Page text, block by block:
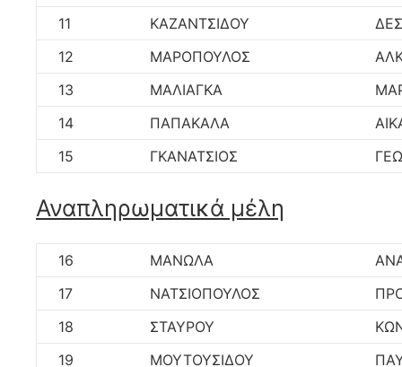
11
ΚΑΖΑΝΤΣΙΔΟΥ
12
ΜΑΡΟΠΟΥΛΟΣ
13
ΜΑΛΙΑΓΚΑ
14
ΠΑΠΑΚΑΛΑ
15
ΓΚΑΝΑΤΣΙΟΣ
Αναπληρωματικά μέλη
16 ΜΑΝΩΛΑ
17
ΝΑΤΣΙΟΠΟΥΛΟΣ
18
ΣΤΑΥΡΟΥ
19
ΜΟΥΤΟΥΣΙΔΟΥ